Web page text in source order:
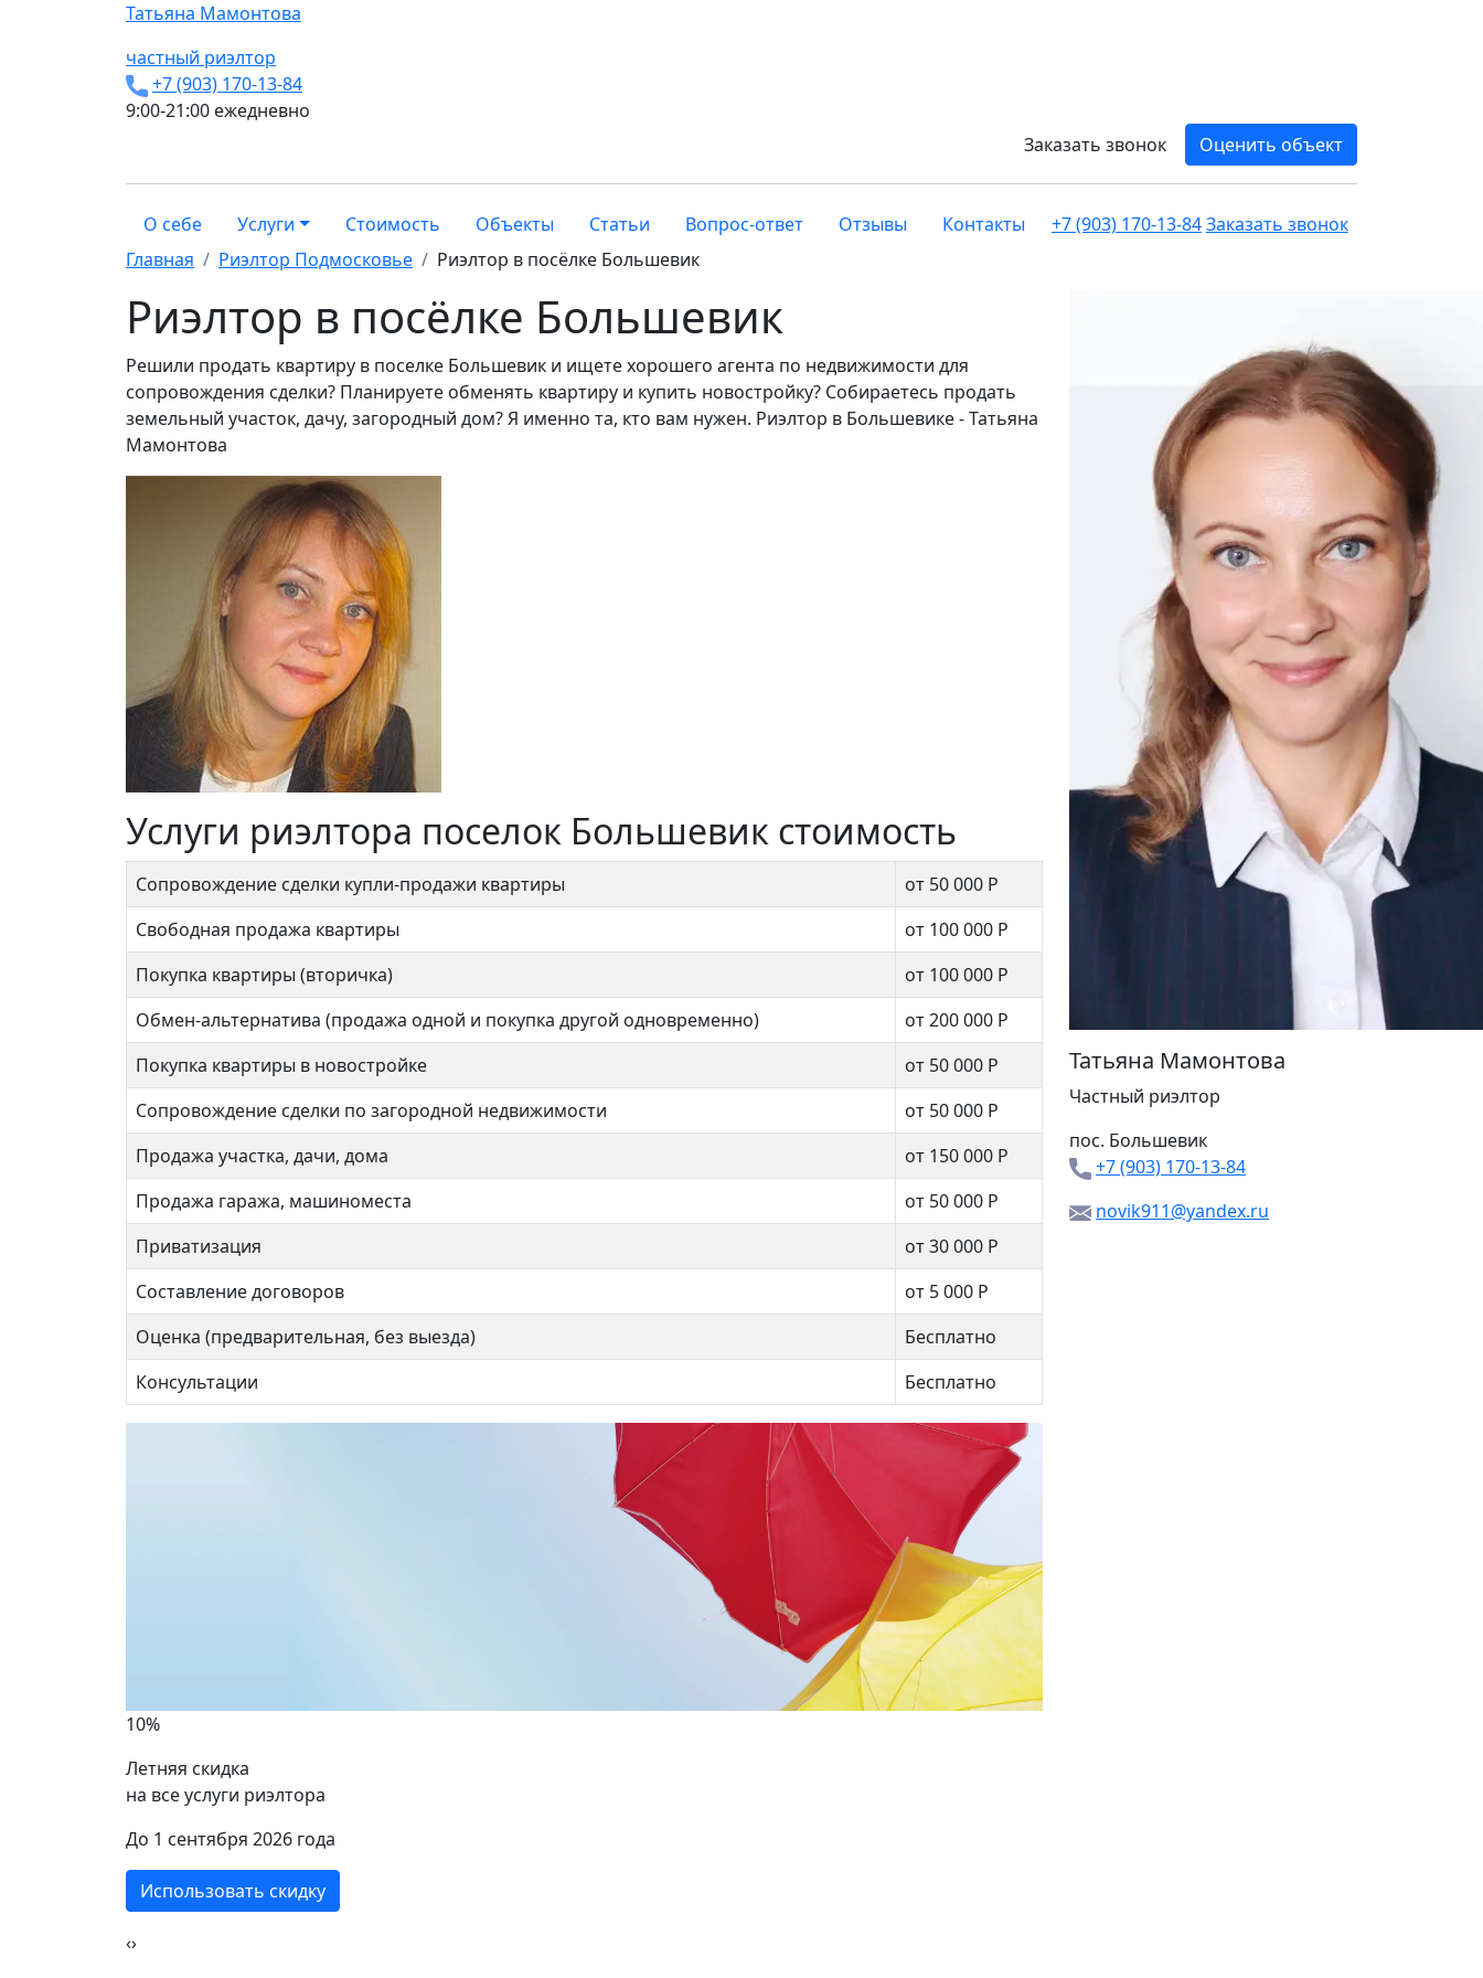
Татьяна Мамонтова
частный риэлтор
+7 (903) 170-13-84
9:00-21:00 ежедневно
Заказать звонок
Оценить объект
О себе Услуги Стоимость Объекты Статьи Вопрос-ответ Отзывы Контакты +7 (903) 170-13-84Заказать звонок
Главная
Риэлтор Подмосковье Риэлтор в посёлке Большевик
Риэлтор в посёлке Большевик
Решили продать квартиру в поселке Большевик и ищете хорошего агента по недвижимости для
сопровождения сделки? Планируете обменять квартиру и купить новостройку? Собираетесь продать
земельный участок, дачу, загородный дом? Я именно та, кто вам нужен. Риэлтор в Большевике - Татьяна
Мамонтова
Услуги риэлтора поселок Большевик стоимость
Сопровождение сделки купли-продажи квартиры
от 50 000 Р
Свободная продажа квартиры
от 100 000 Р
Покупка квартиры (вторичка)
от 100 000 Р
Обмен-альтернатива (продажа одной и покупка другой одновременно)
от 200 000 Р
Покупка квартиры в новостройке
от 50 000 Р
Сопровождение сделки по загородной недвижимости
от 50 000 Р
Продажа участка, дачи, дома
от 150 000 Р
Продажа гаража, машиноместа
от 50 000 Р
Приватизация
от 30 000 Р
Составление договоров
от 5 000 Р
Оценка (предварительная, без выезда)
Бесплатно
Консультации
Бесплатно
10%
Летняя скидка
на все услуги риэлтора
До 1 сентября 2026 года
Использовать скидку
‹›
Татьяна Мамонтова
Частный риэлтор
пос. Большевик
+7 (903) 170-13-84
novik911@yandex.ru